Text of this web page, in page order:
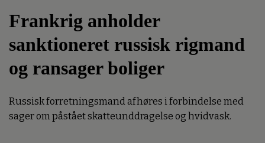
Frankrig anholder
sanktioneret russisk rigmand
og ransager boliger
Russisk forretningsmand afhøres i forbindelse med
sager om påstået skatteunddragelse og hvidvask.